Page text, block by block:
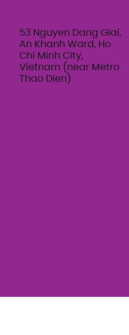
53 Nguyen Dang Giai,
An Khanh Ward, Ho
Chi Minh City,
Vietnam (near Metro
Thao Dien)